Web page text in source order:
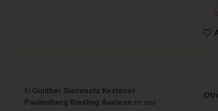
El Günther Steinmetz Kestener
Paulinsberg Riesling Auslese es una